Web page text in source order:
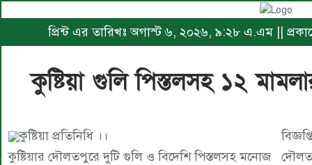
প্রিন্ট এর তারিখঃ অগাস্ট ৬, ২০২৬, ৯:২৮ এ.এম ||
কুষ্টিয়া গুলি পিস্তলসহ ১২
কুষ্টিয়া প্রতিনিধি ।।
কুষ্টিয়ার দৌলতপুরে দুটি গুলি ও বিদেশি পিস্তলসহ মনোজ